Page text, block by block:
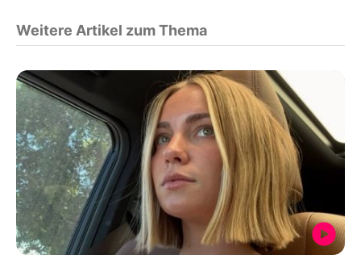
Weitere Artikel zum Thema